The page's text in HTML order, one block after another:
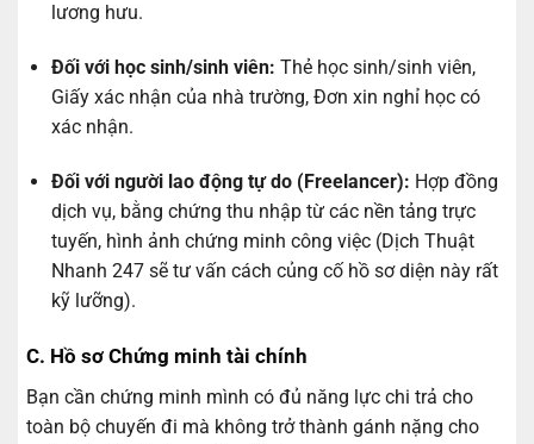
lương hưu.
Đối với học sinh/sinh viên: Thẻ học sinh/sinh viên,
Giấy xác nhận của nhà trường, Đơn xin nghỉ học có
xác nhận.
Đối với người lao động tự do (Freelancer): Hợp đồng
dịch vụ, bằng chứng thu nhập từ các nền tảng trực
tuyến, hình ảnh chứng minh công việc (Dịch Thuật
Nhanh 247 sẽ tư vấn cách củng cố hồ sơ diện này rất
kỹ lưỡng).
C. Hồ sơ Chứng minh tài chính
Bạn cần chứng minh mình có đủ năng lực chi trả cho
toàn bộ chuyến đi mà không trở thành gánh nặng cho